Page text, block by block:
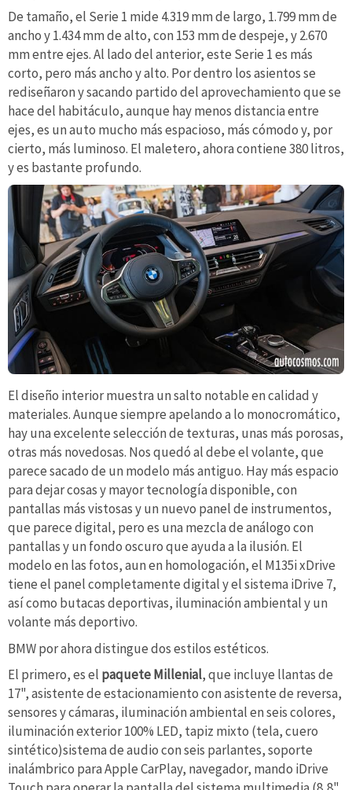
De tamaño, el Serie 1 mide 4.319 mm de largo, 1.799 mm de
ancho y 1.434 mm de alto, con 153 mm de despeje, y 2.670
mm entre ejes. Al lado del anterior, este Serie 1 es más
corto, pero más ancho y alto. Por dentro los asientos se
rediseñaron y sacando partido del aprovechamiento que se
hace del habitáculo, aunque hay menos distancia entre
ejes, es un auto mucho más espacioso, más cómodo y, por
cierto, más luminoso. El maletero, ahora contiene 380 litros,
y es bastante profundo.
El diseño interior muestra un salto notable en calidad y
materiales. Aunque siempre apelando a lo monocromático,
hay una excelente selección de texturas, unas más porosas,
otras más novedosas. Nos quedó al debe el volante, que
parece sacado de un modelo más antiguo. Hay más espacio
para dejar cosas y mayor tecnología disponible, con
pantallas más vistosas y un nuevo panel de instrumentos,
que parece digital, pero es una mezcla de análogo con
pantallas y un fondo oscuro que ayuda a la ilusión. El
modelo en las fotos, aun en homologación, el M135i xDrive
tiene el panel completamente digital y el sistema iDrive 7,
así como butacas deportivas, iluminación ambiental y un
volante más deportivo.
BMW por ahora distingue dos estilos estéticos.
El primero, es el paquete Millenial, que incluye llantas de
17", asistente de estacionamiento con asistente de reversa,
sensores y cámaras, iluminación ambiental en seis colores,
iluminación exterior 100% LED, tapiz mixto (tela, cuero
sintético)sistema de audio con seis parlantes, soporte
inalámbrico para Apple CarPlay, navegador, mando iDrive